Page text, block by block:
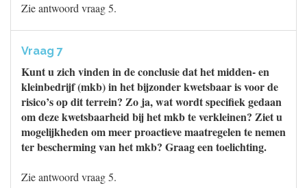
Zie antwoord vraag 5.
Vraag 7
Kunt u zich vinden in de conclusie dat het midden- en
kleinbedrijf (mkb) in het bijzonder kwetsbaar is voor de
risico’s op dit terrein? Zo ja, wat wordt specifiek gedaan
om deze kwetsbaarheid bij het mkb te verkleinen? Ziet u
mogelijkheden om meer proactieve maatregelen te nemen
ter bescherming van het mkb? Graag een toelichting.
Zie antwoord vraag 5.